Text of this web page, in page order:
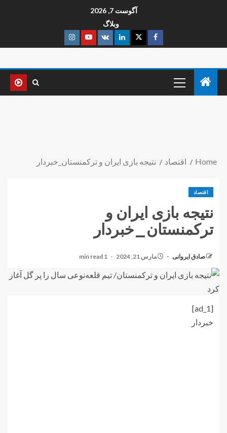
آگوست 7, 2026
وبلاگ
Home اقتصاد نتیجه بازی ایران و ترکمنستان_خبردار
اقتصاد
نتیجه بازی ایران و
ترکمنستان_خبردار
صادق ایروانی مارس 21, 2024 1 min read
[ad_1]
خبردار